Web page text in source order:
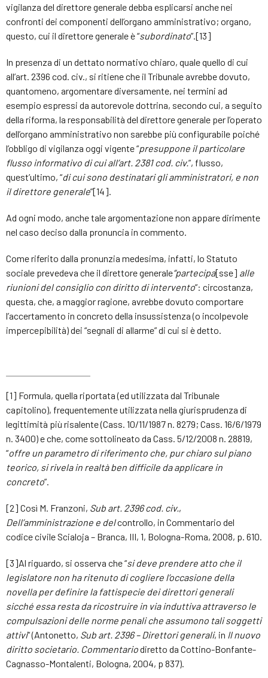
vigilanza del direttore generale debba esplicarsi anche nei
confronti dei componenti dell’organo amministrativo; organo,
questo, cui il direttore generale è “subordinato”.[13]
In presenza di un dettato normativo chiaro, quale quello di cui
all’art. 2396 cod. civ., si ritiene che il Tribunale avrebbe dovuto,
quantomeno, argomentare diversamente, nei termini ad
esempio espressi da autorevole dottrina, secondo cui, a seguito
della riforma, la responsabilità del direttore generale per l’operato
dell’organo amministrativo non sarebbe più configurabile poiché
l’obbligo di vigilanza oggi vigente “presuppone il particolare
flusso informativo di cui all’art. 2381 cod. civ.”, flusso,
quest’ultimo, “di cui sono destinatari gli amministratori, e non
il direttore generale”[14].
Ad ogni modo, anche tale argomentazione non appare dirimente
nel caso deciso dalla pronuncia in commento.
Come riferito dalla pronunzia medesima, infatti, lo Statuto
sociale prevedeva che il direttore generale“partecipa[sse] alle
riunioni del consiglio con diritto di intervento”: circostanza,
questa, che, a maggior ragione, avrebbe dovuto comportare
l’accertamento in concreto della insussistenza (o incolpevole
impercepibilità) dei “segnali di allarme” di cui si è detto.
[1] Formula, quella riportata (ed utilizzata dal Tribunale
capitolino), frequentemente utilizzata nella giurisprudenza di
legittimità più risalente (Cass. 10/11/1987 n. 8279; Cass. 16/6/1979
n. 3400) e che, come sottolineato da Cass. 5/12/2008 n. 28819,
“offre un parametro di riferimento che, pur chiaro sul piano
teorico, si rivela in realtà ben difficile da applicare in
concreto”.
[2] Così M. Franzoni, Sub art. 2396 cod. civ.,
Dell’amministrazione e delcontrollo, in Commentario del
codice civile Scialoja – Branca, III, 1, Bologna-Roma, 2008, p. 610.
[3]Al riguardo, si osserva che “si deve prendere atto che il
legislatore non ha ritenuto di cogliere l’occasione della
novella per definire la fattispecie dei direttori generali
sicché essa resta da ricostruire in via induttiva attraverso le
compulsazioni delle norme penali che assumono tali soggetti
attivi” (Antonetto, Sub art. 2396 – Direttori generali, in Il nuovo
diritto societario. Commentariodiretto da Cottino-Bonfante-
Cagnasso-Montalenti, Bologna, 2004, p 837).